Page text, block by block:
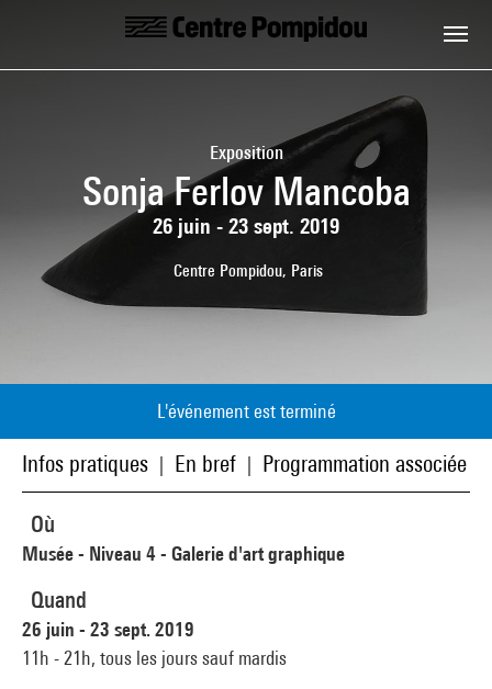
Aller au contenu principal
Centre Pompidou
Exposition
Sonja Ferlov Mancoba
26 juin - 23 sept. 2019
Centre Pompidou, Paris
L'événement est terminé
Infos pratiques En bref Programmation associée
Où
Musée - Niveau 4 - Galerie d'art graphique
Quand
26 juin - 23 sept. 2019
11h - 21h, tous les jours sauf mardis